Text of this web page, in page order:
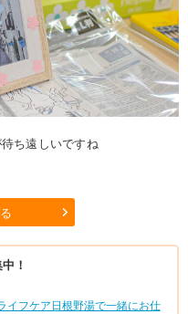
ち遠しいですね
！
イフケア日根野湯で一緒にお仕